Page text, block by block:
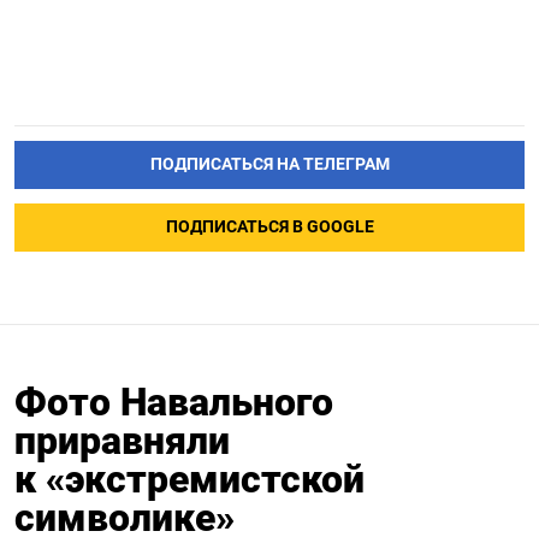
ПОДПИСАТЬСЯ НА ТЕЛЕГРАМ
ПОДПИСАТЬСЯ В GOOGLE
Фото Навального
приравняли
к «экстремистской
символике»